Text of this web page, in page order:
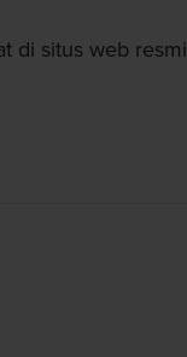
di situs web resmi